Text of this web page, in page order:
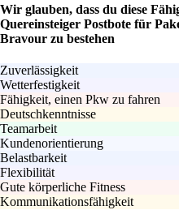
Wir glauben, dass du diese
Quereinsteiger Postbote für
Bravour zu bestehen
Zuverlässigkeit
Wetterfestigkeit
Fähigkeit, einen Pkw zu fahren
Deutschkenntnisse
Teamarbeit
Kundenorientierung
Belastbarkeit
Flexibilität
Gute körperliche Fitness
Kommunikationsfähigkeit